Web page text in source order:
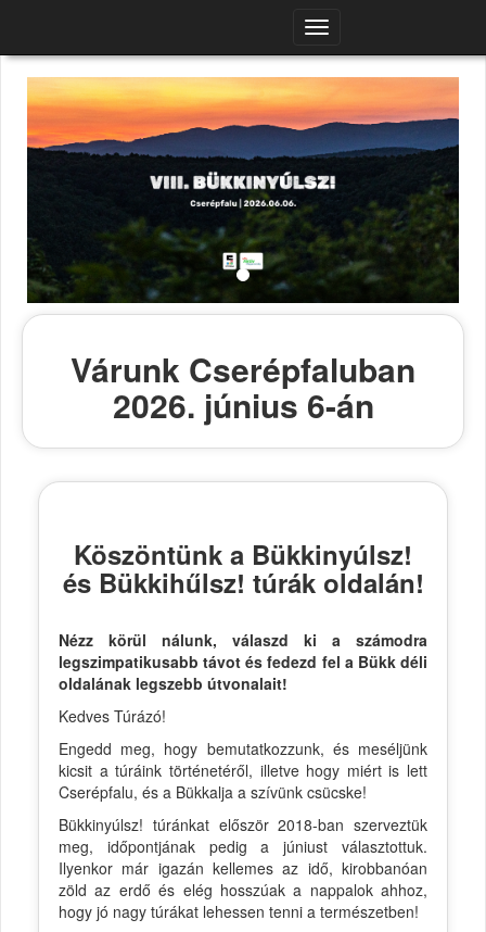
Navigációs
menü
Várunk Cserépfaluban
2026. június 6-án
Köszöntünk a Bükkinyúlsz!
és Bükkihűlsz! túrák oldalán!
Nézz körül nálunk, válaszd ki a számodra
legszimpatikusabb távot és fedezd fel a Bükk déli
oldalának legszebb útvonalait!
Kedves Túrázó!
Engedd meg, hogy bemutatkozzunk, és meséljünk
kicsit a túráink történetéről, illetve hogy miért is lett
Cserépfalu, és a Bükkalja a szívünk csücske!
Bükkinyúlsz! túránkat először 2018-ban szerveztük
meg, időpontjának pedig a júniust választottuk.
Ilyenkor már igazán kellemes az idő, kirobbanóan
zöld az erdő és elég hosszúak a nappalok ahhoz,
hogy jó nagy túrákat lehessen tenni a természetben!